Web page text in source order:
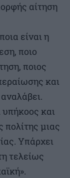
αίτηση
είναι η
ποιο
ποιος
και
υπήκοος και
πολίτης μιας
Υπάρχει
τελείως